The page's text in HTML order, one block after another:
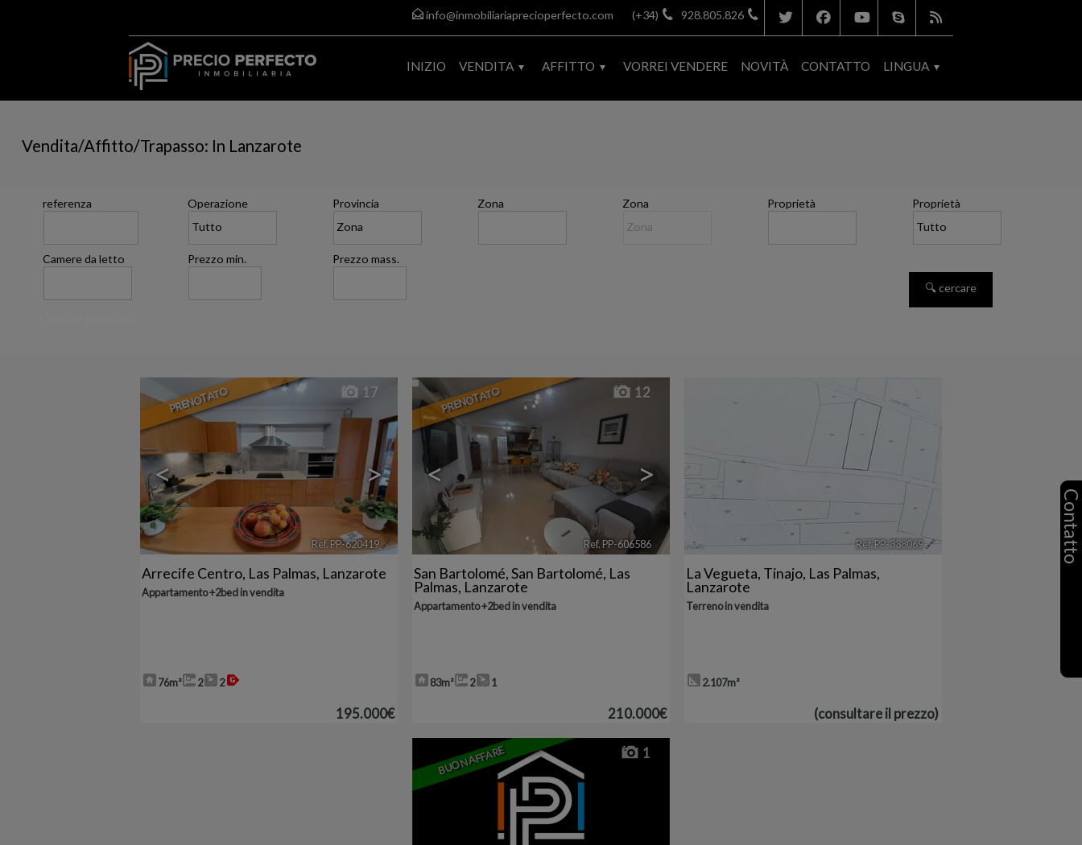
(+34) 928.805.826
info@inmobiliariaprecioperfecto.com
INIZIO VENDITA AFFITTO VORREI VENDERE NOVITÀ CONTATTO LINGUA
Vendita/Affitto/Trapasso: In Lanzarote
referenza Operazione Provincia Zona Zona Proprietà Proprietà
Camere da letto Prezzo min. Prezzo mass.
PRENOTATO
< >
17
Ref. PP-620419🔗
Arrecife Centro, Las Palmas, Lanzarote
Appartamento +2bed in vendita
76m² 2 2
195.000€
PRENOTATO
< >
12
Ref. PP-606586 🔗
San Bartolomé,San Bartolomé, Las
Palmas, Lanzarote
Appartamento +2bed in vendita
83m² 2 1
210.000€
Ref. PP-338069🔗
La Vegueta, Tinajo, Las Palmas,
Lanzarote
Terreno in vendita
2.107m²
(consultare il prezzo)
BUON AFFARE 1